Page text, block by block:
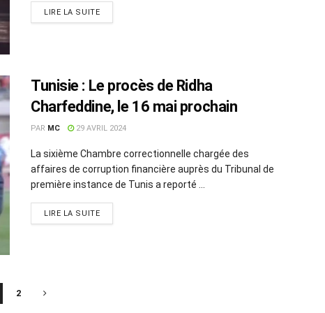
LIRE LA SUITE
Tunisie : Le procès de Ridha
Charfeddine, le 16 mai prochain
PAR MC 29 AVRIL 2024
La sixième Chambre correctionnelle chargée des
affaires de corruption financière auprès du Tribunal de
première instance de Tunis a reporté ...
LIRE LA SUITE
2